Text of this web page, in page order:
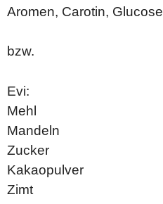
Aromen, Carotin, Glucose
bzw.
Evi:
Mehl
Mandeln
Zucker
Kakaopulver
Zimt